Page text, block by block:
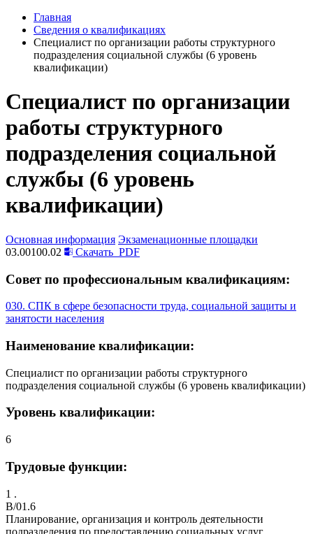
Главная
Сведения о квалификациях
Специалист по организации работы структурного
подразделения социальной службы (6 уровень
квалификации)
Специалист по организации
работы структурного
подразделения социальной
службы (6 уровень
квалификации)
Основная информация Экзаменационные площадки
03.00100.02
Скачать PDF
Совет по профессиональным квалификациям:
030. СПК в сфере безопасности труда, социальной защиты и
занятости населения
Наименование квалификации:
Специалист по организации работы структурного
подразделения социальной службы (6 уровень квалификации)
Уровень квалификации:
6
Трудовые функции:
1 .
B/01.6
Планирование, организация и контроль деятельности
подразделения по предоставлению социальных услуг,